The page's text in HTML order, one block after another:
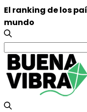
El ranking de los
mundo
Search
for: